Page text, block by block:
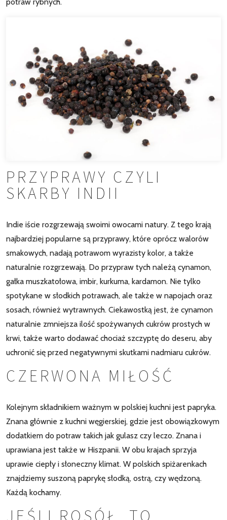
PRZYPRAWY CZYLI
SKARBY INDII
Indie iście rozgrzewają swoimi owocami natury. Z tego krają
najbardziej popularne są przyprawy, które oprócz walorów
smakowych, nadają potrawom wyrazisty kolor, a także
naturalnie rozgrzewają. Do przypraw tych należą cynamon,
gałka muszkatołowa, imbir, kurkuma, kardamon. Nie tylko
spotykane w słodkich potrawach, ale także w napojach oraz
sosach, również wytrawnych. Ciekawostką jest, że cynamon
naturalnie zmniejsza ilość spożywanych cukrów prostych w
krwi, także warto dodawać chociaż szczyptę do deseru, aby
uchronić się przed negatywnymi skutkami nadmiaru cukrów.
CZERWONA MIŁOŚĆ
Kolejnym składnikiem ważnym w polskiej kuchni jest papryka.
Znana głównie z kuchni węgierskiej, gdzie jest obowiązkowym
dodatkiem do potraw takich jak gulasz czy leczo. Znana i
uprawiana jest także w Hiszpanii. W obu krajach sprzyja
uprawie ciepły i słoneczny klimat. W polskich spiżarenkach
znajdziemy suszoną paprykę słodką, ostrą, czy wędzoną.
Każdą kochamy.
JEŚLI ROSÓŁ, TO